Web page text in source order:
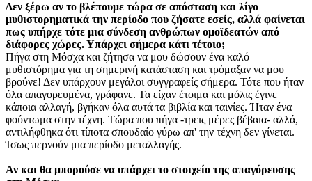
Δεν ξέρω αν το βλέπουμε τώρα σε απόσταση και λίγο
μυθιστορηματικά την περίοδο που ζήσατε εσείς, αλλά φαίνεται
πως υπήρχε τότε μια σύνδεση ανθρώπων ομοϊδεατών από
διάφορες χώρες. Υπάρχει σήμερα κάτι τέτοιο;
Πήγα στη Μόσχα και ζήτησα να μου δώσουν ένα καλό
μυθιστόρημα για τη σημερινή κατάσταση και τρόμαξαν να μου
βρούνε! Δεν υπάρχουν μεγάλοι συγγραφείς σήμερα. Τότε που ήταν
όλα απαγορευμένα, γράφανε. Τα είχαν έτοιμα και μόλις έγινε
κάποια αλλαγή, βγήκαν όλα αυτά τα βιβλία και ταινίες. Ήταν ένα
φούντωμα στην τέχνη. Τώρα που πήγα -τρεις μέρες βέβαια- αλλά,
αντιλήφθηκα ότι τίποτα σπουδαίο γύρω απ' την τέχνη δεν γίνεται.
Ίσως περνούν μια περίοδο μεταλλαγής.
Αν και θα μπορούσε να υπάρχει το στοιχείο της απαγόρευσης